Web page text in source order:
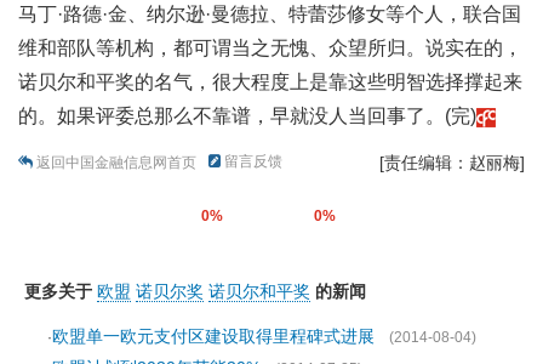
马丁·路德·金、纳尔逊·曼德拉、特蕾莎修女等个人，联合国
维和部队等机构，都可谓当之无愧、众望所归。说实在的，
诺贝尔和平奖的名气，很大程度上是靠这些明智选择撑起来
的。如果评委总那么不靠谱，早就没人当回事了。(完)
返回中国金融信息网首页 留言反馈 [责任编辑：赵丽梅]
0% 0%
更多关于 欧盟 诺贝尔奖 诺贝尔和平奖 的新闻
·欧盟单一欧元支付区建设取得里程碑式进展
(2014-08-04)